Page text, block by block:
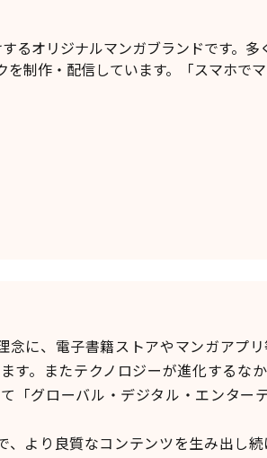
るオリジナルマンガブランドです。多
制作・配信しています。「スマホで
に、電子書籍ストアやマンガアプ
す。またテクノロジーが進化するなか
「グローバル・デジタル・エンター
より良質なコンテンツを生み出し続